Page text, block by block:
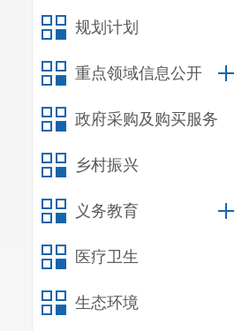
规划计划
重点领域信息公开
政府采购及购买服务
乡村振兴
义务教育
医疗卫生
生态环境